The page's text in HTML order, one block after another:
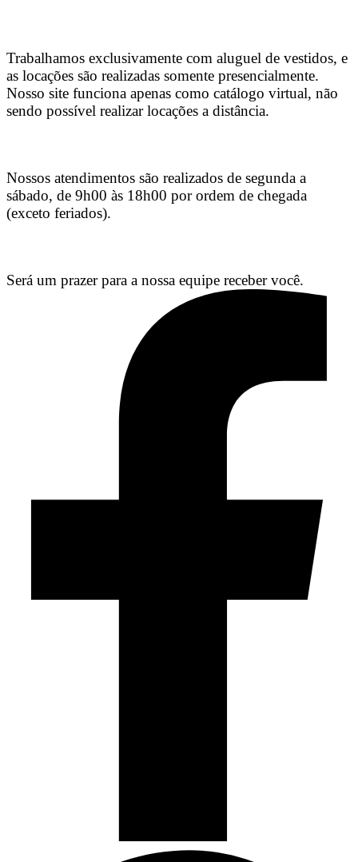
Trabalhamos exclusivamente com aluguel de vestidos, e
as locações são realizadas somente presencialmente.
Nosso site funciona apenas como catálogo virtual, não
sendo possível realizar locações a distância.
Nossos atendimentos são realizados de segunda a
sábado, de 9h00 às 18h00 por ordem de chegada
(exceto feriados).
Será um prazer para a nossa equipe receber você.